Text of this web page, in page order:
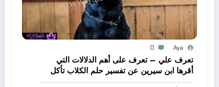
Aya
0
تعرف علي – تعرف على أهم الدلالات التي
أقرها ابن سيرين عن تفسير حلم الكلاب تأكل
لحم – بالتفصيل